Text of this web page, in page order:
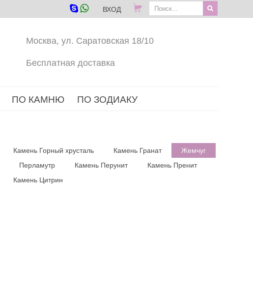
ВХОД
Москва, ул. Саратовская 18/10
Бесплатная доставка
ПО КАМНЮ ПО ЗОДИАКУ
Камень Горный хрусталь Камень Гранат
Жемчуг
Перламутр Камень Перунит
Камень Пренит
Камень Цитрин